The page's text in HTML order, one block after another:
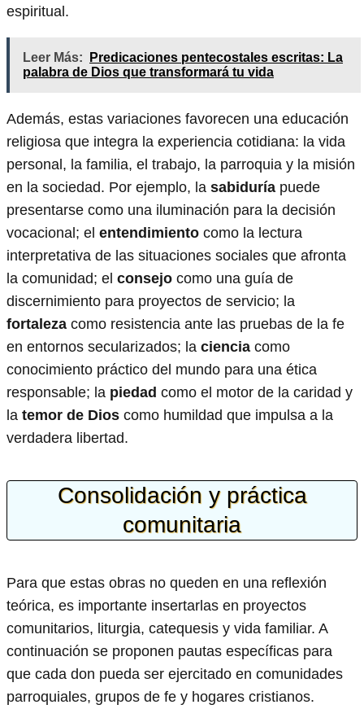
espiritual.
Leer Más:
Predicaciones pentecostales escritas: La
palabra de Dios que transformará tu vida
Además, estas variaciones favorecen una educación
religiosa que integra la experiencia cotidiana: la vida
personal, la familia, el trabajo, la parroquia y la misión
en la sociedad. Por ejemplo, la sabiduría puede
presentarse como una iluminación para la decisión
vocacional; el entendimiento como la lectura
interpretativa de las situaciones sociales que afronta
la comunidad; el consejo como una guía de
discernimiento para proyectos de servicio; la
fortaleza como resistencia ante las pruebas de la fe
en entornos secularizados; la ciencia como
conocimiento práctico del mundo para una ética
responsable; la piedad como el motor de la caridad y
la temor de Dios como humildad que impulsa a la
verdadera libertad.
Consolidación y práctica
comunitaria
Para que estas obras no queden en una reflexión
teórica, es importante insertarlas en proyectos
comunitarios, liturgia, catequesis y vida familiar. A
continuación se proponen pautas específicas para
que cada don pueda ser ejercitado en comunidades
parroquiales, grupos de fe y hogares cristianos.